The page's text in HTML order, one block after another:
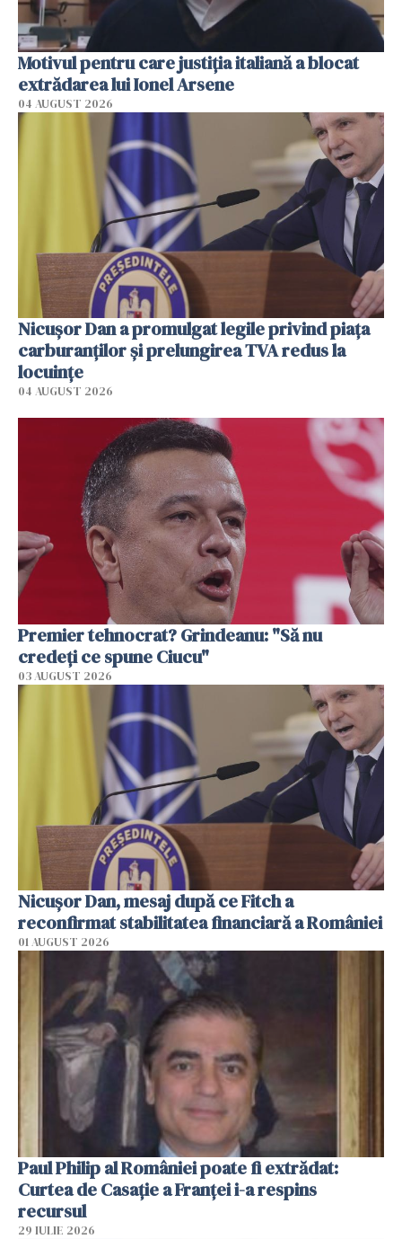
Motivul pentru care justiția italiană a blocat
extrădarea lui Ionel Arsene
04 AUGUST 2026
Nicuşor Dan a promulgat legile privind piaţa
carburanţilor şi prelungirea TVA redus la
locuinţe
04 AUGUST 2026
Premier tehnocrat? Grindeanu: "Să nu
credeți ce spune Ciucu"
03 AUGUST 2026
Nicuşor Dan, mesaj după ce Fitch a
reconfirmat stabilitatea financiară a României
01 AUGUST 2026
Paul Philip al României poate fi extrădat:
Curtea de Casaţie a Franţei i-a respins
recursul
29 IULIE 2026